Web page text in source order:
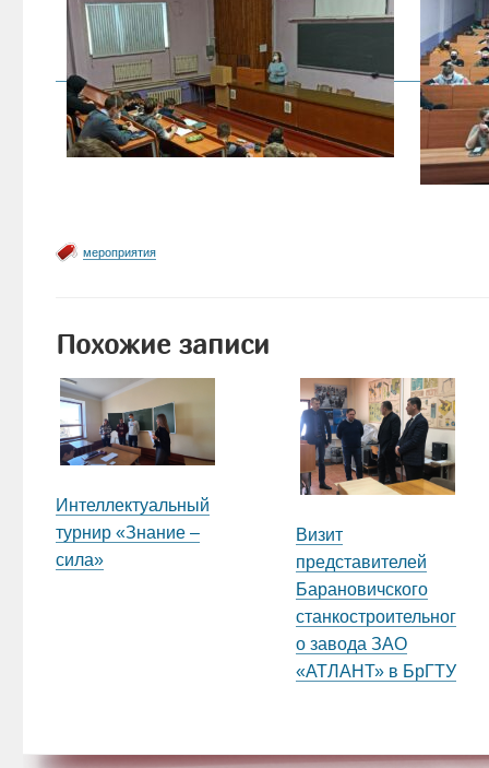
мероприятия
Похожие записи
Интеллектуальный
турнир «Знание –
сила»
Визит
представителей
Барановичского
станкостроительног
о завода ЗАО
«АТЛАНТ» в БрГТУ